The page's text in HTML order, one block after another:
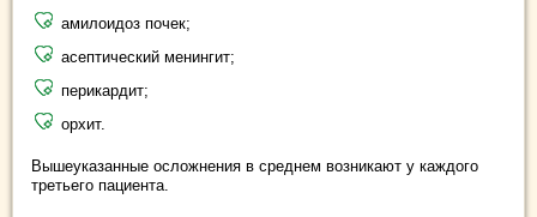
амилоидоз почек;
асептический менингит;
перикардит;
орхит.
Вышеуказанные осложнения в среднем возникают у каждого
третьего пациента.